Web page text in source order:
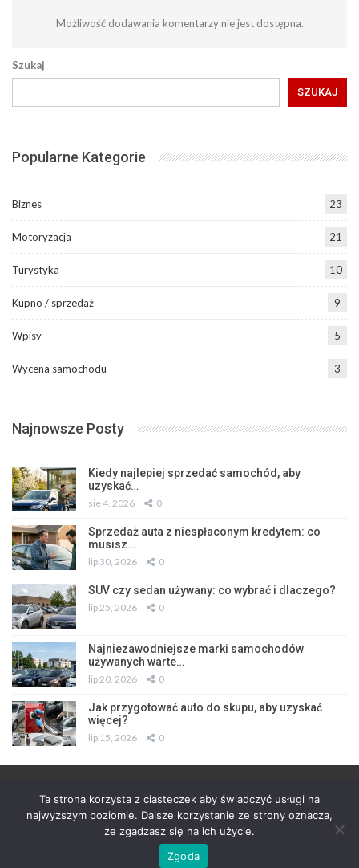
Możliwość dodawania komentarzy nie jest dostępna.
Szukaj
SZUKAJ
Popularne Kategorie
Biznes 23
Motoryzacja 21
Turystyka 10
Kupno / sprzedaż 9
Wpisy 5
Wycena samochodu 3
Najnowsze Posty
Kiedy najlepiej sprzedać samochód, aby
uzyskać…
sie 4, 2026 0
Sprzedaż auta z niespłaconym kredytem: co
musisz…
lip 30, 2026 0
SUV czy sedan używany: co wybrać i dlaczego?
lip 25, 2026 0
Najniezawodniejsze marki samochodów
używanych warte…
lip 20, 2026 0
Jak przygotować auto do skupu, aby uzyskać
więcej?
lip 15, 2026 0
Partnerzy Kontakt
© 2026 - Wszystkie prawa zastrzeżone. Design by
Ta strona korzysta z ciasteczek aby świadczyć usługi na
najwyższym poziomie. Dalsze korzystanie ze strony oznacza,
że zgadzasz się na ich użycie.
Zgoda